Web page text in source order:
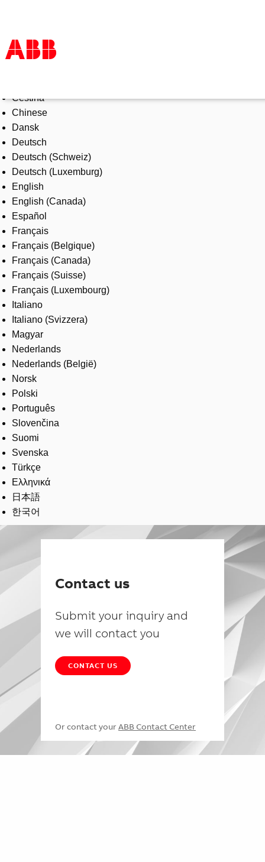
Products & Solutions
Industries
Services
About us
Where to buy
Contact us
Careers
Čeština
Chinese
Dansk
Deutsch
Deutsch (Schweiz)
Deutsch (Luxemburg)
English
English (Canada)
Español
Français
Français (Belgique)
Français (Canada)
Français (Suisse)
Français (Luxembourg)
Italiano
Italiano (Svizzera)
Magyar
Nederlands
Nederlands (België)
Norsk
Polski
Português
Slovenčina
Suomi
Svenska
Türkçe
Ελληνικά
日本語
한국어
Contact us
Submit your inquiry and
we will contact you
CONTACT US
Or contact your ABB Contact Center